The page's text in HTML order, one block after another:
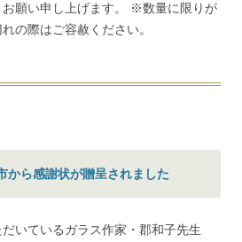
お願い申し上げます。 ※数量に限りが
の際はご容赦ください。
から感謝状が贈呈されました
いているガラス作家・郡和子先生